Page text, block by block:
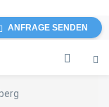
ANFRAGE SENDEN